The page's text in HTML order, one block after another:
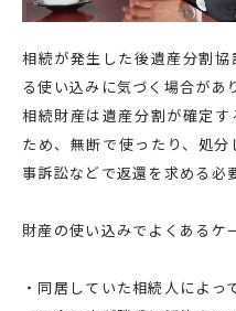
相続が発生した後遺産分割
る使い込みに気づく場合があ
相続財産は遺産分割が確定
ため、無断で使ったり、処
事訴訟などで返還を求める必
財産の使い込みでよくあるケ
・同居していた相続人によっ